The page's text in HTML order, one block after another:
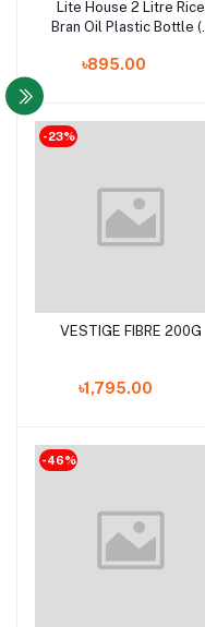
Lite House 2 Litre Rice
Bran Oil Plastic Bottle (2
৳895.00
-23%
VESTIGE FIBRE 200G
৳1,795.00
-46%